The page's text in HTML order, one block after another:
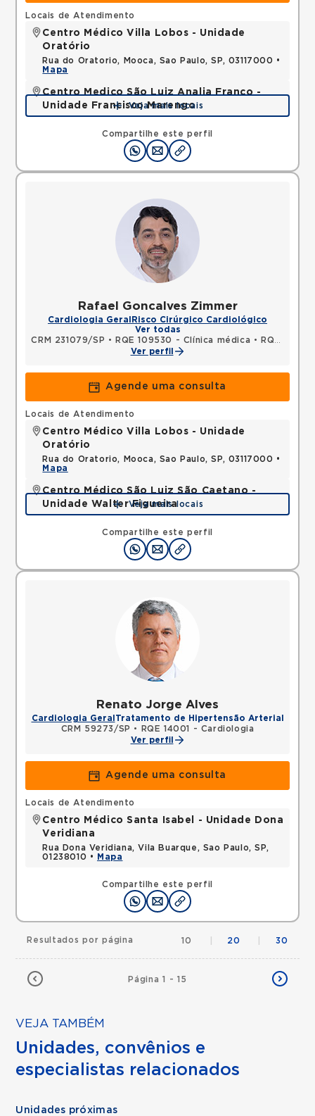
Compartilhe este perfil
Locais de Atendimento
Centro Médico Villa Lobos - Unidade
Oratório
Rua do Oratorio, Mooca, Sao Paulo, SP, 03117000 •
Mapa
Centro Medico São Luiz Analia Franco -
Unidade Francisco Marengo
Rua Francisco Marengo, Tatuape, Sao Paulo, SP,
Mapa
Veja mais locais
Rafael Goncalves Zimmer
Cardiologia Geral Risco Cirúrgico Cardiológico
Ver todas
CRM 231079/SP • RQE 109530 - Clínica médica •
RQE 123902 - Cardiologia
Ver perfil
Agende uma consulta
Compartilhe este perfil
Locais de Atendimento
Centro Médico Villa Lobos - Unidade
Oratório
Rua do Oratorio, Mooca, Sao Paulo, SP, 03117000 •
Mapa
Centro Médico São Luiz São Caetano -
Unidade Walter Figueira
Rua Walter Figueira, Ceramica, Sao Caetano do
Sul, SP, 09531205 •
Mapa
Veja mais locais
Renato Jorge Alves
Cardiologia Geral Tratamento de Hipertensão Arterial
CRM 59273/SP •
RQE 14001 - Cardiologia
Ver perfil
Agende uma consulta
Compartilhe este perfil
Locais de Atendimento
Centro Médico Santa Isabel - Unidade Dona
Veridiana
Rua Dona Veridiana, Vila Buarque, Sao Paulo, SP,
01238010 •
Mapa
Página 1 - 15
Resultados por página 10 20 30
VEJA TAMBÉM
Unidades, convênios e
especialistas relacionados
Unidades próximas